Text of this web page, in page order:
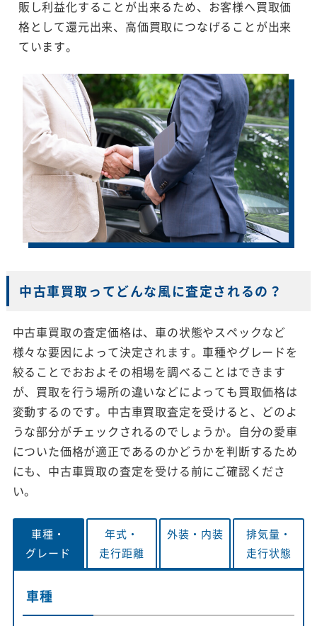
販し利益化することが出来るため、お客様へ買取価
格として還元出来、高価買取につなげることが出来
ています。
中古車買取ってどんな風に査定されるの？
中古車買取の査定価格は、車の状態やスペックなど
様々な要因によって決定されます。車種やグレードを
絞ることでおおよその相場を調べることはできます
が、買取を行う場所の違いなどによっても買取価格は
変動するのです。中古車買取査定を受けると、どのよ
うな部分がチェックされるのでしょうか。自分の愛車
についた価格が適正であるのかどうかを判断するため
にも、中古車買取の査定を受ける前にご確認くださ
い。
車種・
グレード
年式・
走行距離
外装・ 内装
排気量・
走行状態
車種